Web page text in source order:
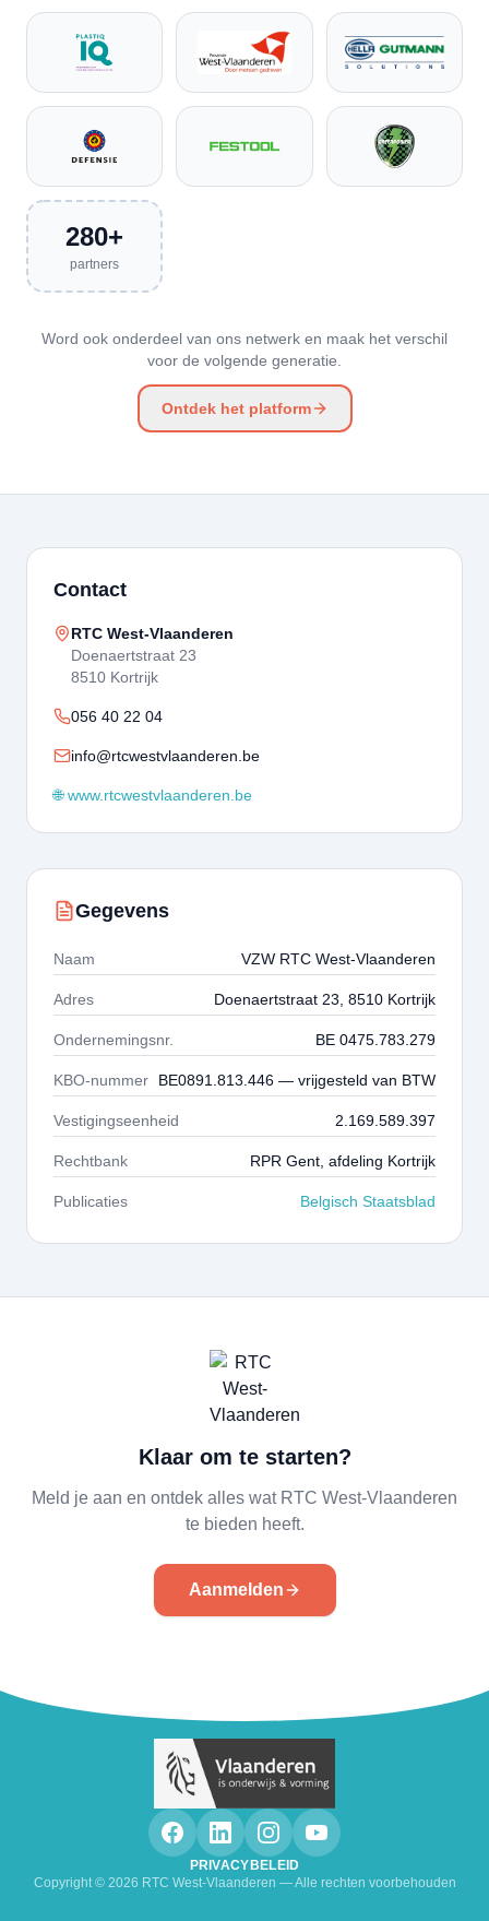
280+
partners
Word ook onderdeel van ons netwerk en maak het verschil
voor de volgende generatie.
Ontdek het platform
Contact
RTC West-Vlaanderen
Doenaertstraat 23
8510 Kortrijk
056 40 22 04
info@rtcwestvlaanderen.be
🌐 www.rtcwestvlaanderen.be
Gegevens
Naam VZW RTC West-Vlaanderen
Adres Doenaertstraat 23, 8510 Kortrijk
Ondernemingsnr. BE 0475.783.279
KBO-nummer BE0891.813.446 — vrijgesteld van BTW
Vestigingseenheid 2.169.589.397
Rechtbank RPR Gent, afdeling Kortrijk
Publicaties Belgisch Staatsblad
Klaar om te starten?
Meld je aan en ontdek alles wat RTC West-Vlaanderen
te bieden heeft.
Aanmelden
PRIVACYBELEID
Copyright © 2026 RTC West-Vlaanderen — Alle rechten voorbehouden